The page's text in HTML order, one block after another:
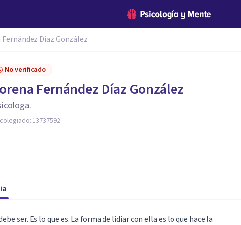
Fernández Díaz González
No verificado
Fernández Díaz González
colegiado: 13737592
ser. Es lo que es. La forma de lidiar con ella es lo que hace la